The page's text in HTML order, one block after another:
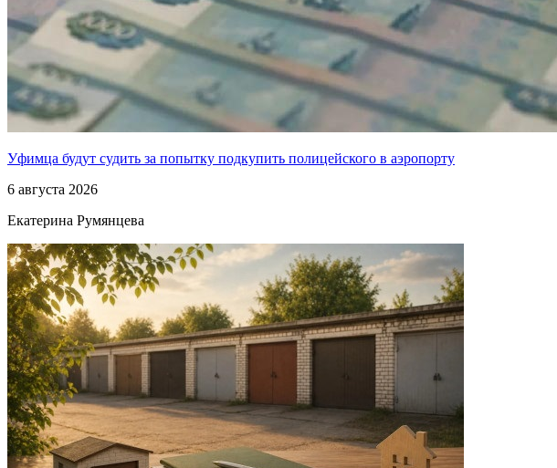
Уфимца будут судить за попытку подкупить полицейского в аэропорту
6 августа 2026
Екатерина Румянцева